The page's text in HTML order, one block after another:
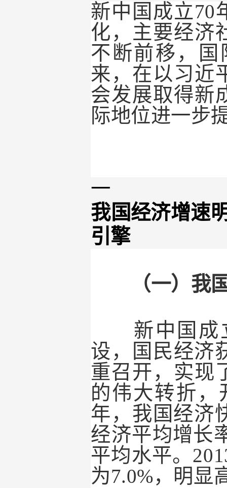
新中国成立70
化，主要经济
不断前移，
来，在以习近
会发展取得新
际地位进一步
一
我国经济增速
引擎
（一）我
新中国成立
设，国民经济
重召开，实现
的伟大转折，
年，我国经济
经济平均增长
平均水平。
为7.0%，明显